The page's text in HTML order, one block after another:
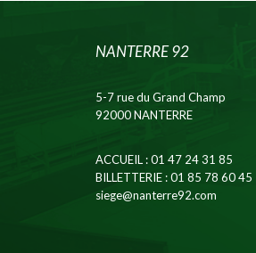
NANTERRE 92
5-7 rue du Grand Champ
92000 NANTERRE
ACCUEIL: 01 47 24 31 85
BILLETTERIE: 01 85 78 60 45
siege@nanterre92.com